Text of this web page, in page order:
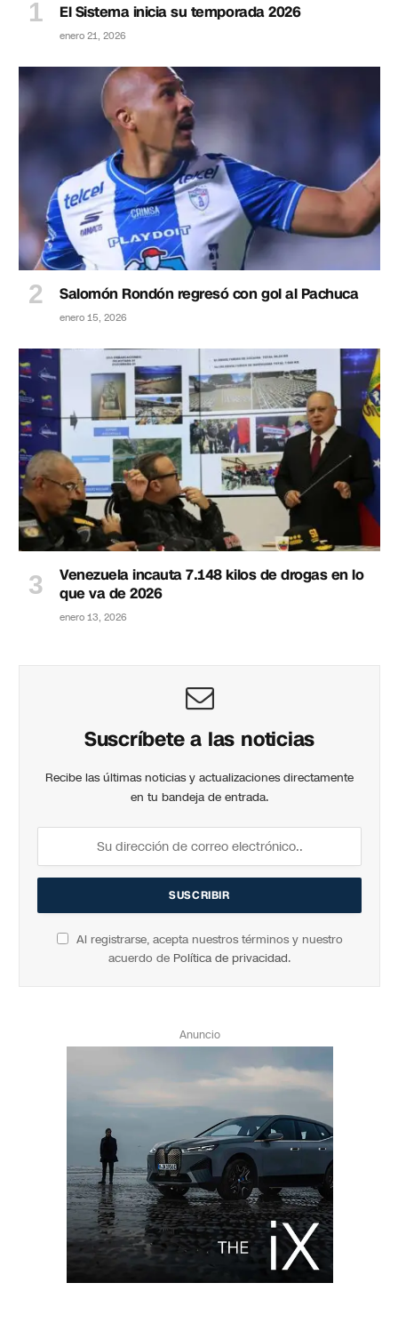
El Sistema inicia su temporada 2026
enero 21, 2026
Salomón Rondón regresó con gol al Pachuca
enero 15, 2026
Venezuela incauta 7.148 kilos de drogas en lo
que va de 2026
enero 13, 2026
Suscríbete a las noticias
Recibe las últimas noticias y actualizaciones directamente
en tu bandeja de entrada.
Al registrarse, acepta nuestros términos y nuestro
acuerdo de Política de privacidad.
Anuncio